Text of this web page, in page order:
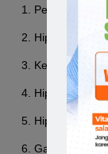
Penurunan
Hiperglikemia
Ketoasidosis
Hiperglikemia
Hiperglikemia
Gagal dengan